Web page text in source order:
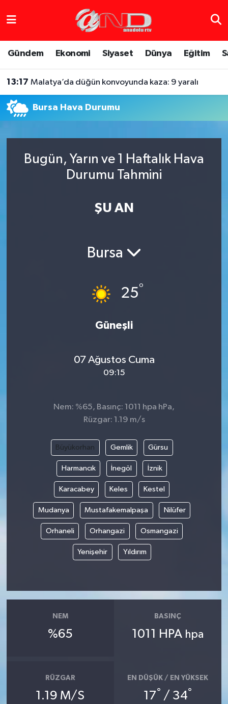
Gündem Ekonomi Siyaset Dünya Eğitim
13:17 Malatya’da düğün konvoyunda kaza: 9 yaralı
Bursa Hava Durumu
Bugün, Yarın ve 1 Haftalık Hava
Durumu Tahmini
ŞU AN
Bursa
25°
Güneşli
07 Ağustos Cuma
09:15
Nem: %65, Basınç: 1011 hpa hPa,
Rüzgar: 1.19 m/s
Büyükorhan Gemlik Gürsu
Harmancık İnegöl İznik
Karacabey Keles Kestel
Mudanya Mustafakemalpaşa Nilüfer
Orhaneli Orhangazi Osmangazi
Yenişehir Yıldırım
NEM
%65
BASINÇ
1011 HPA hpa
RÜZGAR
1.19 M/S
EN DÜŞÜK / EN YÜKSEK
17° / 34°
Gündem
Haber Arşivi